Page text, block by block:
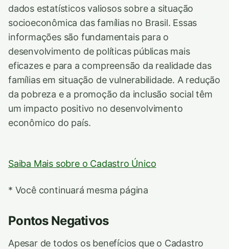
dados estatísticos valiosos sobre a situação
socioeconômica das famílias no Brasil. Essas
informações são fundamentais para o
desenvolvimento de políticas públicas mais
eficazes e para a compreensão da realidade das
famílias em situação de vulnerabilidade. A redução
da pobreza e a promoção da inclusão social têm
um impacto positivo no desenvolvimento
econômico do país.
Saiba Mais sobre o Cadastro Único
* Você continuará mesma página
Pontos Negativos
Apesar de todos os benefícios que o Cadastro